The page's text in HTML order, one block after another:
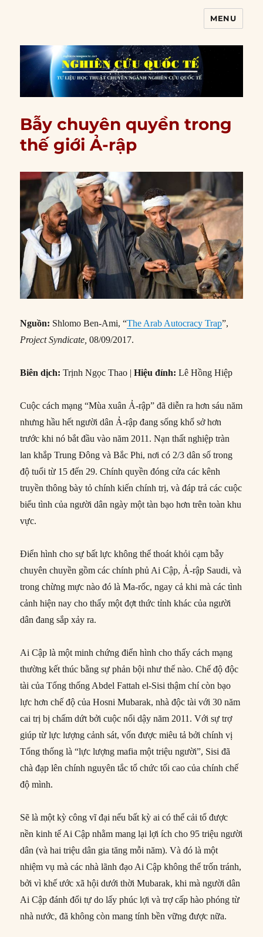
MENU
Bẫy chuyên quyền trong
thế giới Ả-rập
Nguồn: Shlomo Ben-Ami, “The Arab Autocracy Trap”,
Project Syndicate, 08/09/2017.
Biên dịch:Trịnh Ngọc Thao |Hiệu đính:Lê Hồng Hiệp
Cuộc cách mạng “Mùa xuân Ả-rập” đã diễn ra hơn sáu năm
nhưng hầu hết người dân Ả-rập đang sống khổ sở hơn
trước khi nó bắt đầu vào năm 2011. Nạn thất nghiệp tràn
lan khắp Trung Đông và Bắc Phi, nơi có 2/3 dân số trong
độ tuổi từ 15 đến 29. Chính quyền đóng cửa các kênh
truyền thông bày tỏ chính kiến chính trị, và đáp trả các cuộc
biểu tình của người dân ngày một tàn bạo hơn trên toàn khu
vực.
Điển hình cho sự bất lực không thể thoát khỏi cạm bẫy
chuyên chuyền gồm các chính phủ Ai Cập, Ả-rập Saudi, và
trong chừng mực nào đó là Ma-rốc, ngay cả khi mà các tình
cảnh hiện nay cho thấy một đợt thức tỉnh khác của người
dân đang sắp xảy ra.
Ai Cập là một minh chứng điển hình cho thấy cách mạng
thường kết thúc bằng sự phản bội như thế nào. Chế độ độc
tài của Tổng thống Abdel Fattah el-Sisi thậm chí còn bạo
lực hơn chế độ của Hosni Mubarak, nhà độc tài với 30 năm
cai trị bị chấm dứt bởi cuộc nổi dậy năm 2011. Với sự trợ
giúp từ lực lượng cảnh sát, vốn được miêu tả bởi chính vị
Tổng thống là “lực lượng mafia một triệu người”, Sisi đã
chà đạp lên chính nguyên tắc tổ chức tối cao của chính chế
độ mình.
Sẽ là một kỳ công vĩ đại nếu bất kỳ ai có thể cải tổ được
nền kinh tế Ai Cập nhằm mang lại lợi ích cho 95 triệu người
dân (và hai triệu dân gia tăng mỗi năm). Và đó là một
nhiệm vụ mà các nhà lãnh đạo Ai Cập không thể trốn tránh,
bởi vì khế ước xã hội dưới thời Mubarak, khi mà người dân
Ai Cập đánh đổi tự do lấy phúc lợi và trợ cấp hào phóng từ
nhà nước, đã không còn mang tính bền vững được nữa.